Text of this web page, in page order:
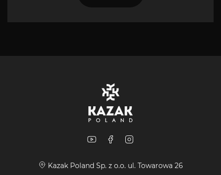
Kazak Poland Sp. z o.o. ul. Towarowa 26